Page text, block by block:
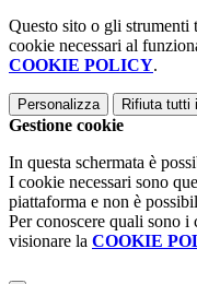
Questo sito o gli
cookie necessari al
COOKIE POLICY.
Personalizza Rifiuta tutti
Gestione cookie
In questa schermata è
I cookie necessari sono
piattaforma e non è
Per conoscere quali sono i
visionare la COOKIE